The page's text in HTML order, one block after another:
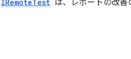
IRemoteTest は、レポートの改善